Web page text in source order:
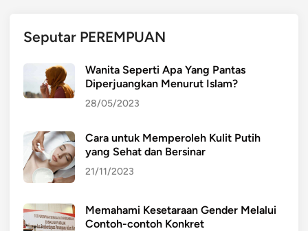
o
n
i
k
i
Seputar PEREMPUAN
Wanita Seperti Apa Yang Pantas
Diperjuangkan Menurut Islam?
28/05/2023
Cara untuk Memperoleh Kulit Putih
yang Sehat dan Bersinar
21/11/2023
Memahami Kesetaraan Gender Melalui
Contoh-contoh Konkret